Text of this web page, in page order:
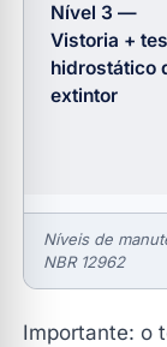
Nível 3 —
Vistoria +
hidrostático
extintor
Níveis de
NBR 12962
Importante: o